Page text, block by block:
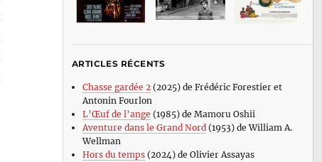
ARTICLES RÉCENTS
Chasse gardée 2(2025) de Frédéric Forestier et
Antonin Fourlon
L’Œuf de l’ange (1985) de Mamoru Oshii
Aventure dans le Grand Nord(1953) de William A.
Wellman
Hors du temps(2024) de Olivier Assayas